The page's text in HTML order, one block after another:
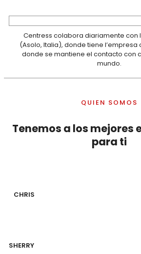
Centress colabora diariamente con
(Asolo, Italia), donde tiene
donde se mantiene el contacto con
mundo.
QUIEN SOMOS
Tenemos a los mejores
para ti
CHRIS
SHERRY